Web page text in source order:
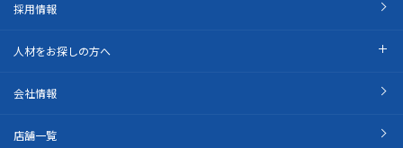
採用情報
人材をお探しの方へ
会社情報
店舗一覧